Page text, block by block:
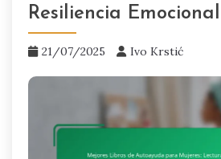
Resiliencia Emocional
21/07/2025 Ivo Krstić